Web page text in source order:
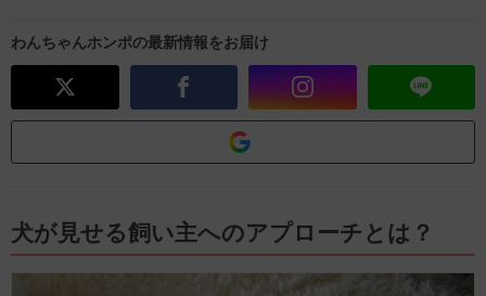
わんちゃんホンポの最新情報をお届け
犬が見せる飼い主へのアプローチとは？